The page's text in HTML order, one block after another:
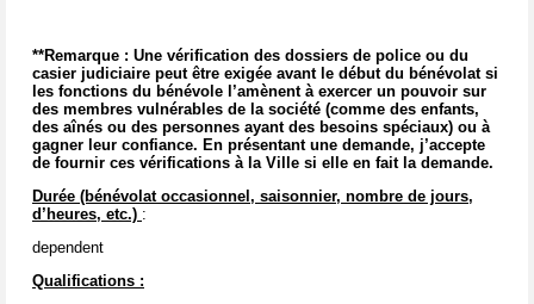
**Remarque : Une vérification des dossiers de police ou du
casier judiciaire peut être exigée avant le début du bénévolat si
les fonctions du bénévole l’amènent à exercer un pouvoir sur
des membres vulnérables de la société (comme des enfants,
des aînés ou des personnes ayant des besoins spéciaux) ou à
gagner leur confiance. En présentant une demande, j’accepte
de fournir ces vérifications à la Ville si elle en fait la demande.
Durée (bénévolat occasionnel, saisonnier, nombre de jours,
d’heures, etc.) :
dependent
Qualifications :